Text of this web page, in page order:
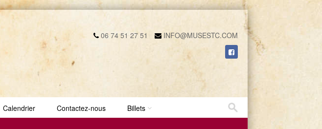
06 74 51 27 51 INFO@MUSESTC.COM
Calendrier Contactez-nous Billets